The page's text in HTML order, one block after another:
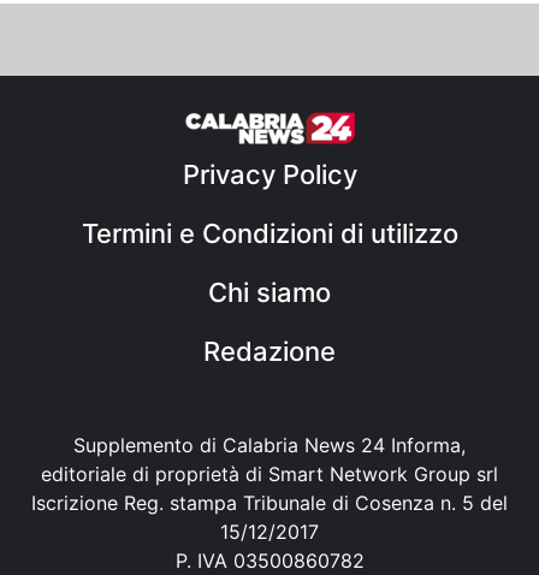
Privacy Policy
Termini e Condizioni di utilizzo
Chi siamo
Redazione
Supplemento di Calabria News 24 Informa,
editoriale di proprietà di Smart Network Group srl
Iscrizione Reg. stampa Tribunale di Cosenza n. 5 del
15/12/2017
P. IVA 03500860782